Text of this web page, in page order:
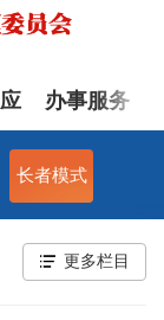
办事服务
长者模式
更多栏目